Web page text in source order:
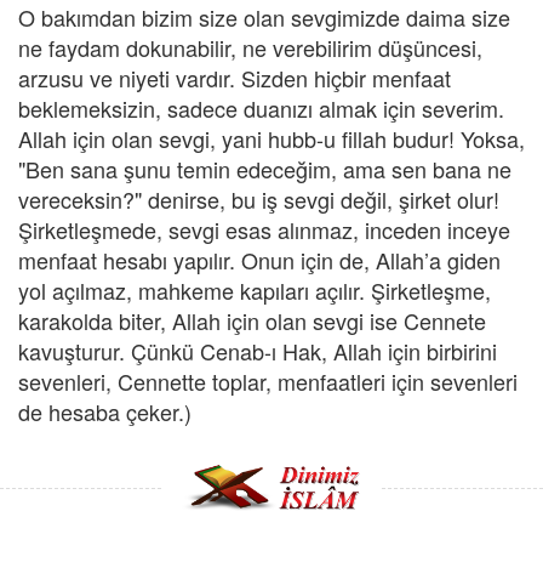
O bakımdan bizim size olan sevgimizde daima size
ne faydam dokunabilir, ne verebilirim düşüncesi,
arzusu ve niyeti vardır. Sizden hiçbir menfaat
beklemeksizin, sadece duanızı almak için severim.
Allah için olan sevgi, yani hubb-u fillah budur! Yoksa,
"Ben sana şunu temin edeceğim, ama sen bana ne
vereceksin?" denirse, bu iş sevgi değil, şirket olur!
Şirketleşmede, sevgi esas alınmaz, inceden inceye
menfaat hesabı yapılır. Onun için de, Allah’a giden
yol açılmaz, mahkeme kapıları açılır. Şirketleşme,
karakolda biter, Allah için olan sevgi ise Cennete
kavuşturur. Çünkü Cenab-ı Hak, Allah için birbirini
sevenleri, Cennette toplar, menfaatleri için sevenleri
de hesaba çeker.)